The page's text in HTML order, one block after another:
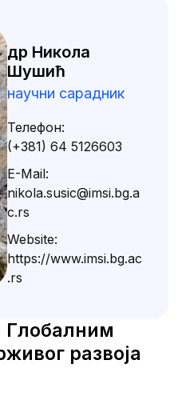
др Никола
Шушић
научни сарадник
Телефон:
(+381) 64 5126603
E-Mail:
nikola.susic@imsi.bg.a
c.rs
Website:
https://www.imsi.bg.ac
.rs
Глобалним
развоја